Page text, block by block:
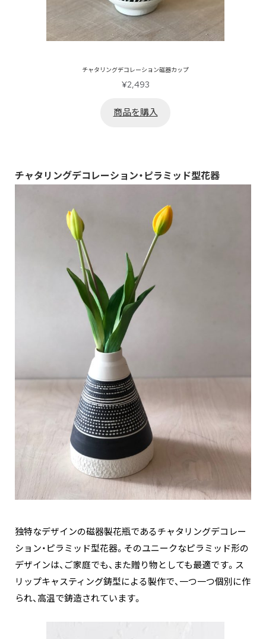
チャタリングデコレーション磁器カップ
¥2,493
商品を購入
チャタリングデコレーション・ピラミッド型花器
独特なデザインの磁器製花瓶であるチャタリングデコレー
ション・ピラミッド型花器。そのユニークなピラミッド形の
デザインは、ご家庭でも、また贈り物としても最適です。ス
リップキャスティング鋳型による製作で、一つ一つ個別に作
られ、高温で鋳造されています。